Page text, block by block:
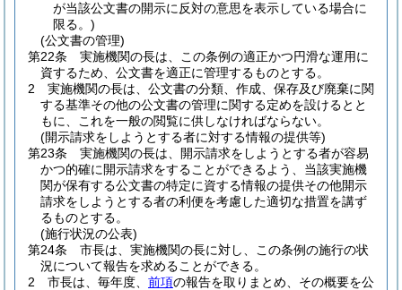
が当該公文書の開示に反対の意思を表示している場合に
限る。)
(公文書の管理)
第22条
実施機関の長は、この条例の適正かつ円滑な運用に
資するため、公文書を適正に管理するものとする。
2
実施機関の長は、公文書の分類、作成、保存及び廃棄に関
する基準その他の公文書の管理に関する定めを設けるとと
もに、これを一般の閲覧に供しなければならない。
(開示請求をしようとする者に対する情報の提供等)
第23条
実施機関の長は、開示請求をしようとする者が容易
かつ的確に開示請求をすることができるよう、当該実施機
関が保有する公文書の特定に資する情報の提供その他開示
請求をしようとする者の利便を考慮した適切な措置を講ず
るものとする。
(施行状況の公表)
第24条
市長は、実施機関の長に対し、この条例の施行の状
況について報告を求めることができる。
2
市長は、毎年度、 前項の報告を取りまとめ、その概要を公